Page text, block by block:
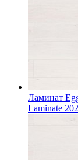
Ламинат
Laminate